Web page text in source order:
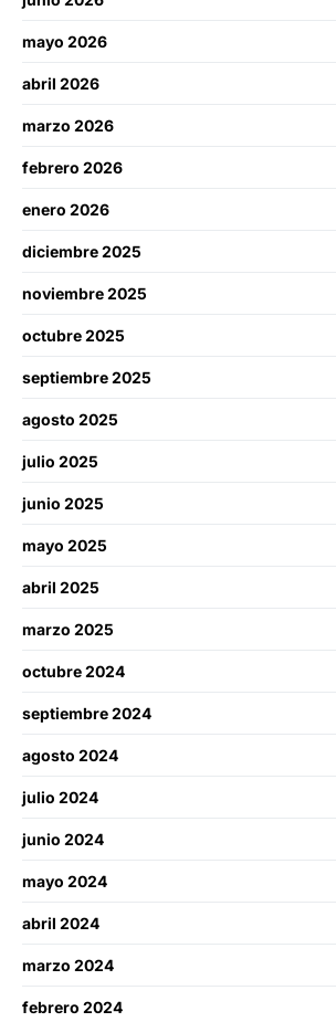
mayo 2026
abril 2026
marzo 2026
febrero 2026
enero 2026
diciembre 2025
noviembre 2025
octubre 2025
septiembre 2025
agosto 2025
julio 2025
junio 2025
mayo 2025
abril 2025
marzo 2025
octubre 2024
septiembre 2024
agosto 2024
julio 2024
junio 2024
mayo 2024
abril 2024
marzo 2024
febrero 2024